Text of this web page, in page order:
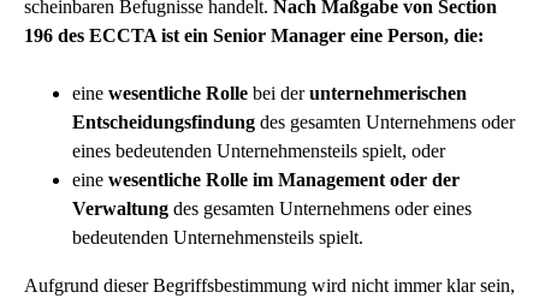
scheinbaren Befugnisse handelt. Nach Maßgabe von Section
196 des ECCTA ist ein Senior Manager eine Person, die:
eine wesentliche Rolle bei derunternehmerischen
Entscheidungsfindung des gesamten Unternehmens oder
eines bedeutenden Unternehmensteils spielt, oder
eine wesentliche Rolle im Management oder der
Verwaltung des gesamten Unternehmens oder eines
bedeutenden Unternehmensteils spielt.
Aufgrund dieser Begriffsbestimmung wird nicht immer klar sein,